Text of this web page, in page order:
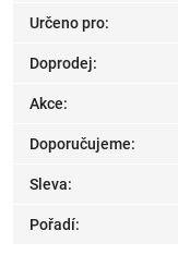
Určeno pro:
Doprodej:
Akce:
Doporučujeme:
Sleva:
Pořadí: